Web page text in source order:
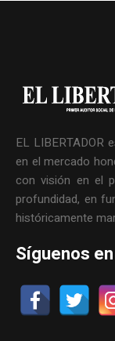
EL LIBERTADOR
en el mercado
con visión en el
profundidad, en
históricamente
Síguenos